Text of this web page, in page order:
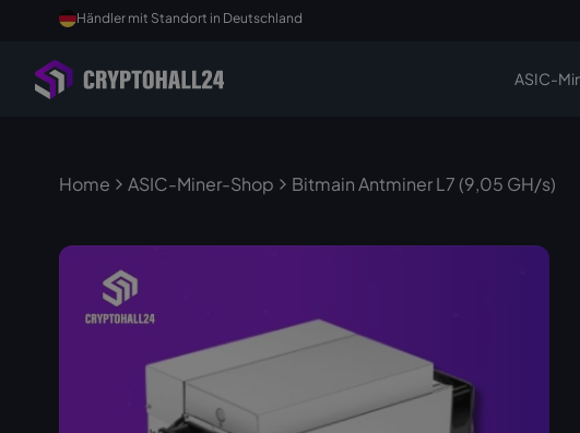
Händler mit Standort in Deutschland
ASIC-
Home ASIC-Miner-Shop Bitmain Antminer L7 (9,05 GH/s)